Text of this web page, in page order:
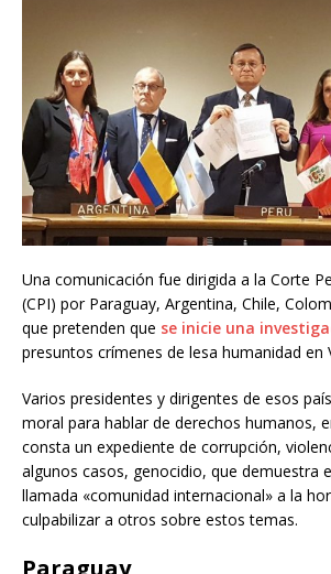
Una comunicación fue dirigida a la Corte
(CPI) por Paraguay, Argentina, Chile,
que pretenden que se inicie una
presuntos crímenes de lesa humanidad en
Varios presidentes y dirigentes de esos
moral para hablar de derechos humanos,
consta un expediente de corrupción,
algunos casos, genocidio, que demuestra
llamada «comunidad internacional» a la
culpabilizar a otros sobre estos temas.